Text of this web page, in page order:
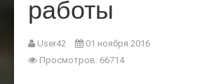
работы
User42
01 ноября 2016
Просмотров: 66714